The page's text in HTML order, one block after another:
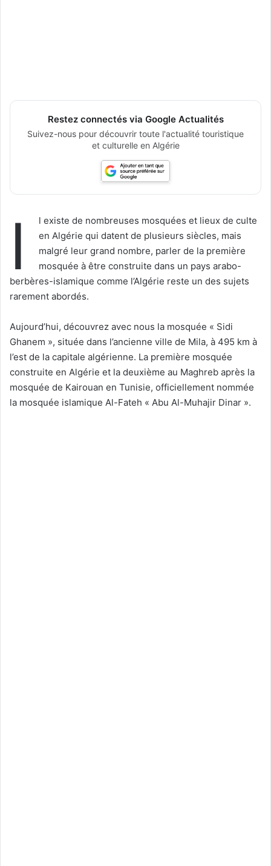
Restez connectés via Google Actualités
Suivez-nous pour découvrir toute l'actualité touristique
et culturelle en Algérie
I
l existe de nombreuses mosquées et lieux de culte
en Algérie qui datent de plusieurs siècles, mais
malgré leur grand nombre, parler de la première
mosquée à être construite dans un pays arabo-
berbères-islamique comme l’Algérie reste un des sujets
rarement abordés.
Aujourd’hui, découvrez avec nous la mosquée « Sidi
Ghanem », située dans l’ancienne ville de Mila, à 495 km à
l’est de la capitale algérienne. La première mosquée
construite en Algérie et la deuxième au Maghreb après la
mosquée de Kairouan en Tunisie, officiellement nommée
la mosquée islamique Al-Fateh « Abu Al-Muhajir Dinar ».